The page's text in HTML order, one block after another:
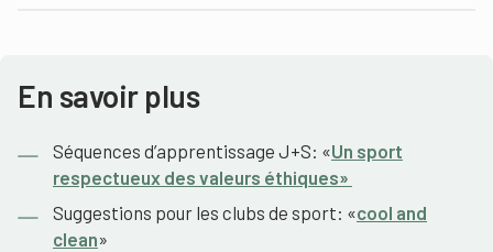
En savoir plus
Séquences d’apprentissage J+S: «Un sport
respectueux des valeurs éthiques»
Suggestions pour les clubs de sport: «cool and
clean»